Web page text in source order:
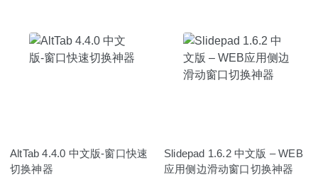
AltTab 4.4.0 中文版-窗口快速
切换神器
Slidepad 1.6.2 中文版 – WEB
应用侧边滑动窗口切换神器